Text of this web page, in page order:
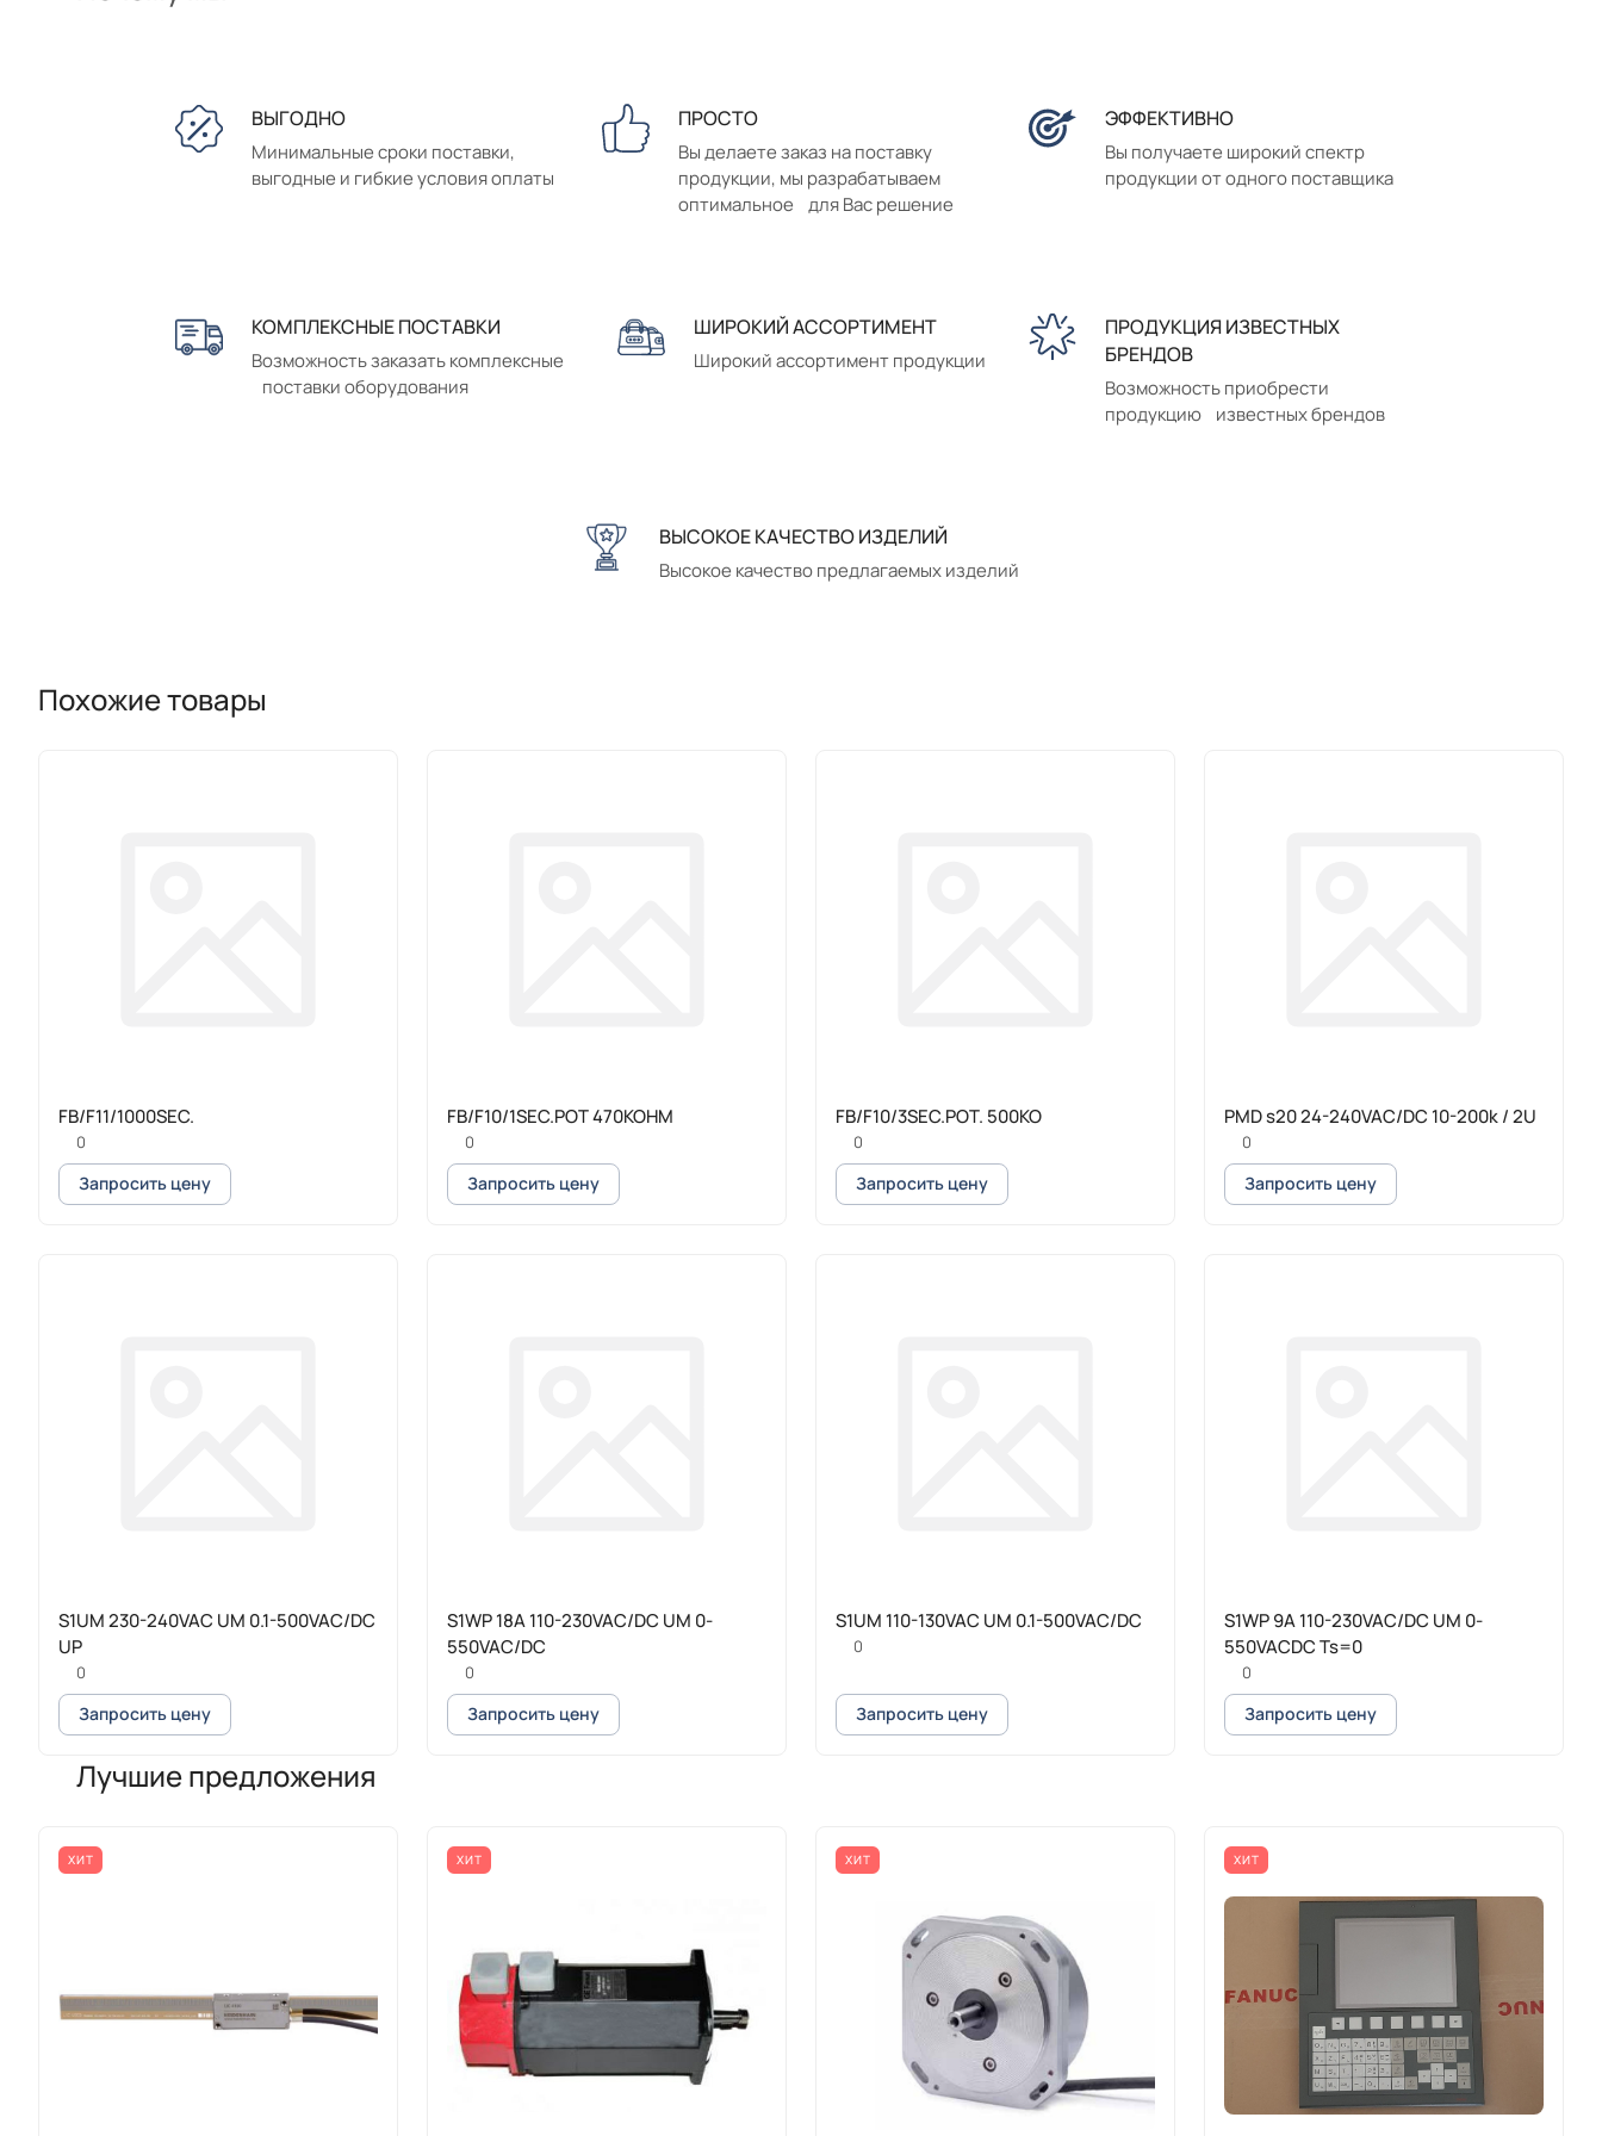
ВЫГОДНО
Минимальные сроки поставки,
выгодные и гибкие условия оплаты
ПРОСТО
Вы делаете заказ на поставку
продукции, мы разрабатываем
оптимальное для Вас решение
ЭФФЕКТИВНО
Вы получаете широкий спектр
продукции от одного поставщика
КОМПЛЕКСНЫЕ ПОСТАВКИ
Возможность заказать комплексные
поставки оборудования
ШИРОКИЙ АССОРТИМЕНТ
Широкий ассортимент продукции
ПРОДУКЦИЯ ИЗВЕСТНЫХ
БРЕНДОВ
Возможность приобрести
продукцию известных брендов
ВЫСОКОЕ КАЧЕСТВО ИЗДЕЛИЙ
Высокое качество предлагаемых изделий
Похожие товары
FB/F11/1000SEC.
0
Запросить цену
FB/F10/1SEC.POT 470KOHM
0
Запросить цену
FB/F10/3SEC.POT. 500KO
0
Запросить цену
PMD s20 24-240VAC/DC 10-200k / 2U
0
Запросить цену
S1UM 230-240VAC UM 0.1-500VAC/DC
UP
0
Запросить цену
S1WP 18A 110-230VAC/DC UM 0-
550VAC/DC
0
Запросить цену
S1UM 110-130VAC UM 0.1-500VAC/DC
0
Запросить цену
S1WP 9A 110-230VAC/DC UM 0-
550VACDC Ts=0
0
Запросить цену
Лучшие предложения
ХИТ ХИТ ХИТ ХИТ